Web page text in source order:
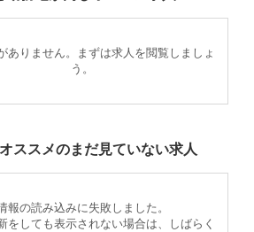
ありません。まずは求人を閲覧しましょ
う。
ススメのまだ見ていない求人
報の読み込みに失敗しました。
をしても表示されない場合は、しばらく